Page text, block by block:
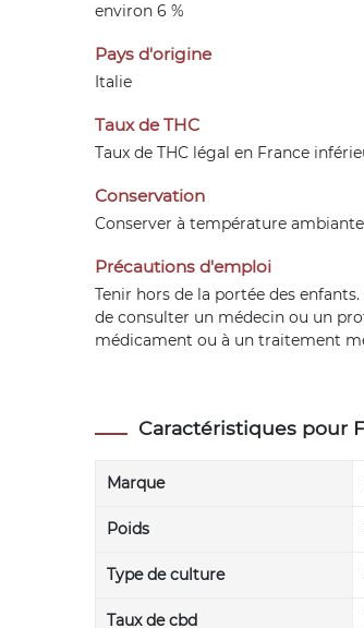
environ 6 %
Pays d'origine
Italie
Taux de THC
Taux de THC légal en France
Conservation
Conserver à température
Précautions d'emploi
Tenir hors de la portée des
de consulter un médecin ou un
médicament ou à un traitement
Caractéristiques pour
Marque
Poids
Type de culture
Taux de cbd